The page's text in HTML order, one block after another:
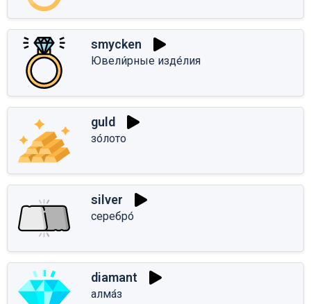
smycken
Ювели́рные изде́лия
guld
зо́лото
silver
серебро́
diamant
алма́з